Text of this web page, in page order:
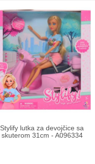
Stylify lutka za devojčice sa
skuterom 31cm - A096334